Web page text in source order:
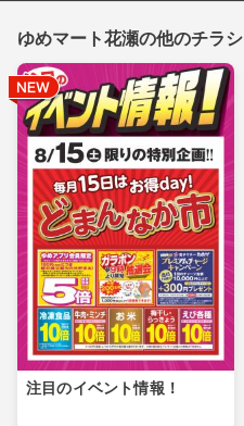
ゆめマート花瀬の他のチラシ
注目のイベント情報！